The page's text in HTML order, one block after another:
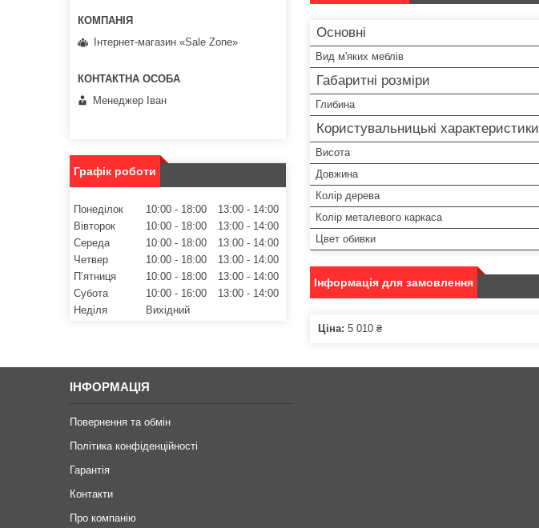
Основні
Вид м'яких меблів
Габаритні розміри
Глибина
Користувальницькі характеристики
Висота
Довжина
Колір дерева
Колір металевого каркаса
Цвет обивки
Інформація для замовлення
Ціна: 5 010 ₴
Інтернет-магазин «Sale Zone»
Менеджер Іван
Графік роботи
Понеділок 10:00 18:00 13:00
14:00
Вівторок
10:00 18:00 13:00
14:00
Середа
10:00 18:00 13:00
14:00
Четвер
10:00 18:00 13:00
14:00
Пʼятниця
10:00 18:00 13:00
14:00
Субота
10:00 16:00 13:00
14:00
Неділя
Вихідний
ІНФОРМАЦІЯ
Повернення та обмін
Політика конфіденційності
Гарантія
Контакти
Про компанію